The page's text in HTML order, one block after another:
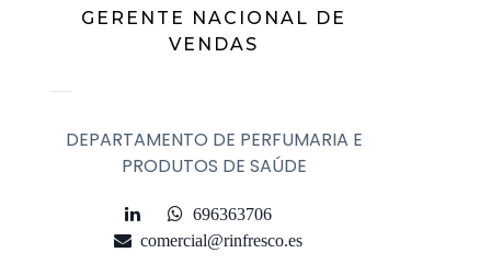
GERENTE NACIONAL DE
VENDAS
DEPARTAMENTO DE PERFUMARIA E
PRODUTOS DE SAÚDE
696363706
comercial@rinfresco.es